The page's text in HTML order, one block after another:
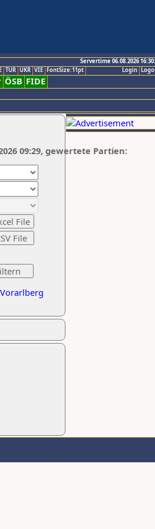
Servertime 06.08.2026
Login
TUR UKR VIE FontSize:11pt
ÖSB FIDE
Vorarlberg
09:29, gewertete Partien: